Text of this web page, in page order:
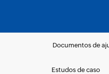
Documentos de
Estudos de caso